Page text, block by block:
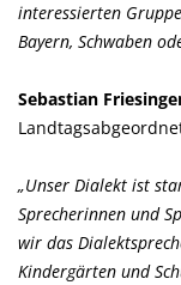
interessierten
Bayern, Schwaben
Sebastian
Unser Dialekt ist
Sprecherinnen und
wir das
Kindergärten und